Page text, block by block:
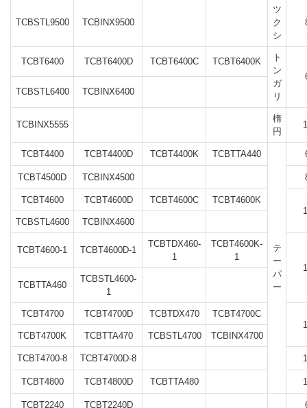
TCBSTL9500 TCBINX9500
ツ
ク
シ
TCBT6400 TCBT6400D TCBT6400C TCBT6400K
ト
ン
ガ
リ
TCBSTL6400
TCBINX6400
TCBINX5555
楕
円
TCBT4400 TCBT4400D TCBT4400K TCBTTA440
テ
ー
パ
ー
TCBT4500D TCBINX4500
TCBT4600 TCBT4600D TCBT4600C
TCBT4600K
TCBSTL4600
TCBINX4600
TCBT4600-1 TCBT4600D-1
TCBTDX460-
1
TCBT4600K-
1
TCBTTA460
TCBSTL4600-
1
TCBT4700 TCBT4700D TCBTDX470
TCBT4700C
TCBT4700K
TCBTTA470 TCBSTL4700 TCBINX4700
TCBT4700-8 TCBT4700D-8
TCBT4800 TCBT4800D TCBTTA480
TCBT2240 TCBT2240D